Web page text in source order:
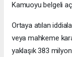
Kamuoyu belgeli
Ortaya atılan
veya mahkeme
yaklaşık 383 milyon